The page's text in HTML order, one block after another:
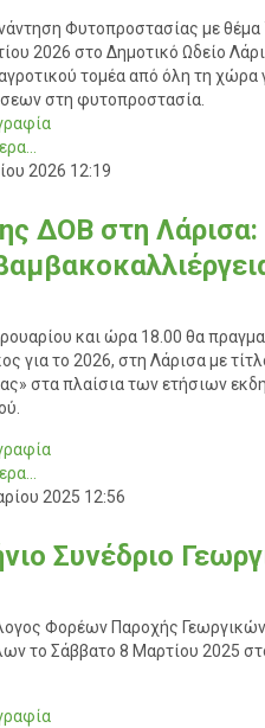
Φυτοπροστασίας με
2026 στο Δημοτικό Ωδείο
τομέα από όλη τη
στη φυτοπροστασία.
2026 12:19
ΔΟΒ στη
και ώρα 18.00 θα
για το 2026, στη Λάρισα με
στα πλαίσια των ετήσιων
2025 12:56
Συνέδριο
Φορέων Παροχής
το Σάββατο 8 Μαρτίου 2025